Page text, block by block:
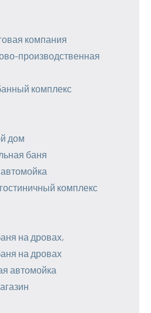
компания
производственная
комплекс
дом
баня
комплекс
на дровах,
на дровах
автомойка